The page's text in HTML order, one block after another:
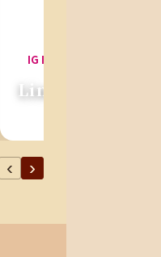
Linda 愛吃推薦
‹ ›